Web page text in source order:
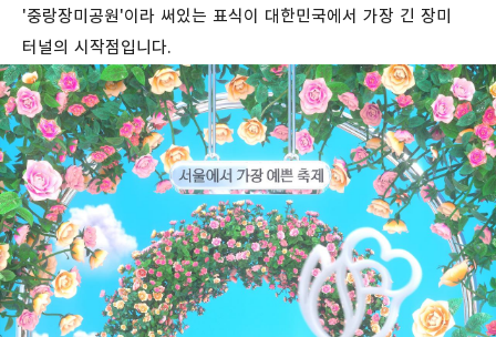
'중랑장미공원'이라 써있는 표식이 대한민국에서 가장 긴 장미
터널의 시작점입니다.